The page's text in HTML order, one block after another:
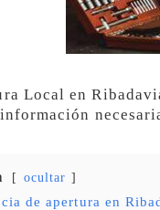
Local en
ocultar
de apertura en